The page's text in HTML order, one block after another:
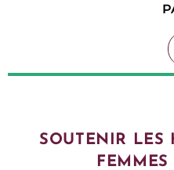
SOUTENIR LES
FEMMES